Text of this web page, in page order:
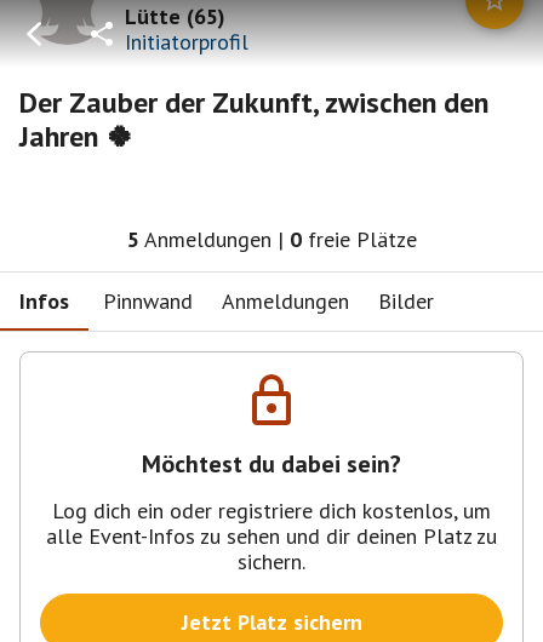
Lütte(65)
Initiatorprofil
Der Zauber der Zukunft, zwischen den
Jahren 🍀
5 Anmeldungen | 0 freie Plätze
Infos Pinnwand Anmeldungen Bilder
Möchtest du dabei sein?
Log dich ein oder registriere dich kostenlos, um
alle Event-Infos zu sehen und dir deinen Platz zu
sichern.
Jetzt Platz sichern